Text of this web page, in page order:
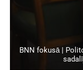
BNN fokusā |